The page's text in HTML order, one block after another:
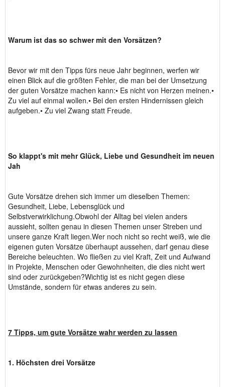
Warum ist das so schwer mit den Vorsätzen?
Bevor wir mit den Tipps fürs neue Jahr beginnen, werfen wir
einen Blick auf die größten Fehler, die man bei der Umsetzung
der guten Vorsätze machen kann:• Es nicht von Herzen meinen.•
Zu viel auf einmal wollen.• Bei den ersten Hindernissen gleich
aufgeben.• Zu viel Zwang statt Freude.
So klappt's mit mehr Glück, Liebe und Gesundheit im neuen
Jah
Gute Vorsätze drehen sich immer um dieselben Themen:
Gesundheit, Liebe, Lebensglück und
Selbstverwirklichung.Obwohl der Alltag bei vielen anders
aussieht, sollten genau in diesen Themen unser Streben und
unsere ganze Kraft liegen.Wer noch nicht so recht weiß, wie die
eigenen guten Vorsätze überhaupt aussehen, darf genau diese
Bereiche beleuchten. Wo fließen zu viel Kraft, Zeit und Aufwand
in Projekte, Menschen oder Gewohnheiten, die dies nicht wert
sind oder zurückgeben?Wichtig ist es nicht gegen diese
Umstände, sondern für etwas anderes zu sein.
7 Tipps, um gute Vorsätze wahr werden zu lassen
1. Höchsten drei Vorsätze